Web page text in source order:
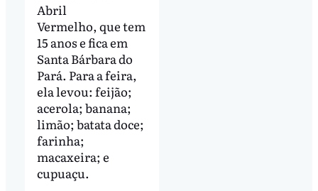
Abril
Vermelho, que tem
15 anos e fica em
Santa Bárbara do
Pará. Para a feira,
ela levou: feijão;
acerola; banana;
limão; batata doce;
farinha;
macaxeira; e
cupuaçu.